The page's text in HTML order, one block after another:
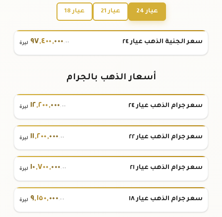
عيار 24 عيار 21 عيار 18
سعر الجنية الذهب عيار ٢٤ ٩٧,٤٠٠,٠٠٠.٠٠ ليرة
أسعار الذهب بالجرام
سعر جرام الذهب عيار ٢٤ ١٢,٢٠٠,٠٠٠.٠٠ ليرة
سعر جرام الذهب عيار ٢٢ ١١,٢٠٠,٠٠٠.٠٠ ليرة
سعر جرام الذهب عيار ٢١ ١٠,٧٠٠,٠٠٠.٠٠ ليرة
سعر جرام الذهب عيار ١٨ ٩,١٥٠,٠٠٠.٠٠ ليرة